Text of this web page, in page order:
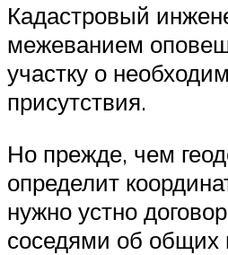
Кадастровый
межеванием
участку о
присутствия.
Но прежде, чем
определит
нужно устно
соседями об общих